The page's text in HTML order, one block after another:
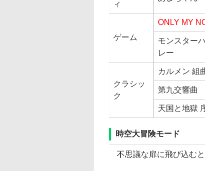
ィ
ゲーム
ONLY MY
モンスター
レー
クラシッ
ク
カルメン 組
第九交響曲
天国と地獄
時空大冒険モード
不思議な扉に飛び込む